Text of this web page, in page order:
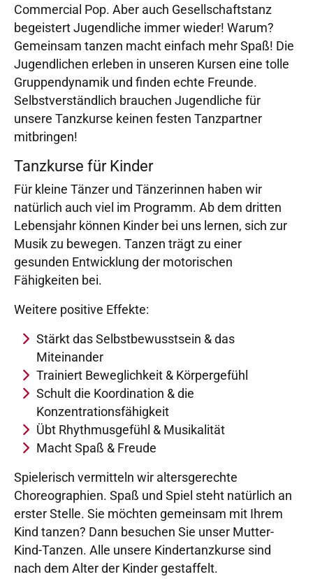
Commercial Pop. Aber auch Gesellschaftstanz
begeistert Jugendliche immer wieder! Warum?
Gemeinsam tanzen macht einfach mehr Spaß! Die
Jugendlichen erleben in unseren Kursen eine tolle
Gruppendynamik und finden echte Freunde.
Selbstverständlich brauchen Jugendliche für
unsere Tanzkurse keinen festen Tanzpartner
mitbringen!
Tanzkurse für Kinder
Für kleine Tänzer und Tänzerinnen haben wir
natürlich auch viel im Programm. Ab dem dritten
Lebensjahr können Kinder bei uns lernen, sich zur
Musik zu bewegen. Tanzen trägt zu einer
gesunden Entwicklung der motorischen
Fähigkeiten bei.
Weitere positive Effekte:
Stärkt das Selbstbewusstsein & das
Miteinander
Trainiert Beweglichkeit & Körpergefühl
Schult die Koordination & die
Konzentrationsfähigkeit
Übt Rhythmusgefühl & Musikalität
Macht Spaß & Freude
Spielerisch vermitteln wir altersgerechte
Choreographien. Spaß und Spiel steht natürlich an
erster Stelle. Sie möchten gemeinsam mit Ihrem
Kind tanzen? Dann besuchen Sie unser Mutter-
Kind-Tanzen. Alle unsere Kindertanzkurse sind
nach dem Alter der Kinder gestaffelt.